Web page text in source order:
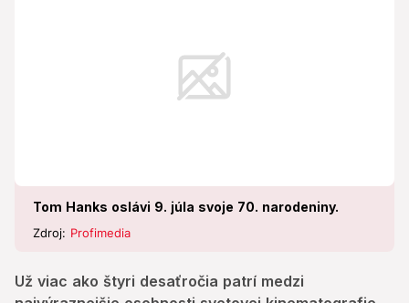
Tom Hanks oslávi 9. júla svoje 70. narodeniny.
Zdroj: Profimedia
Už viac ako štyri desaťročia patrí medzi